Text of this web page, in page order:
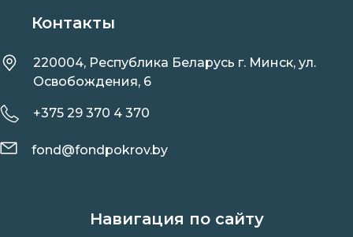
Контакты
220004, Республика Беларусь г. Минск, ул.
Освобождения, 6
+375 29 370 4 370
fond@fondpokrov.by
Навигация по сайту